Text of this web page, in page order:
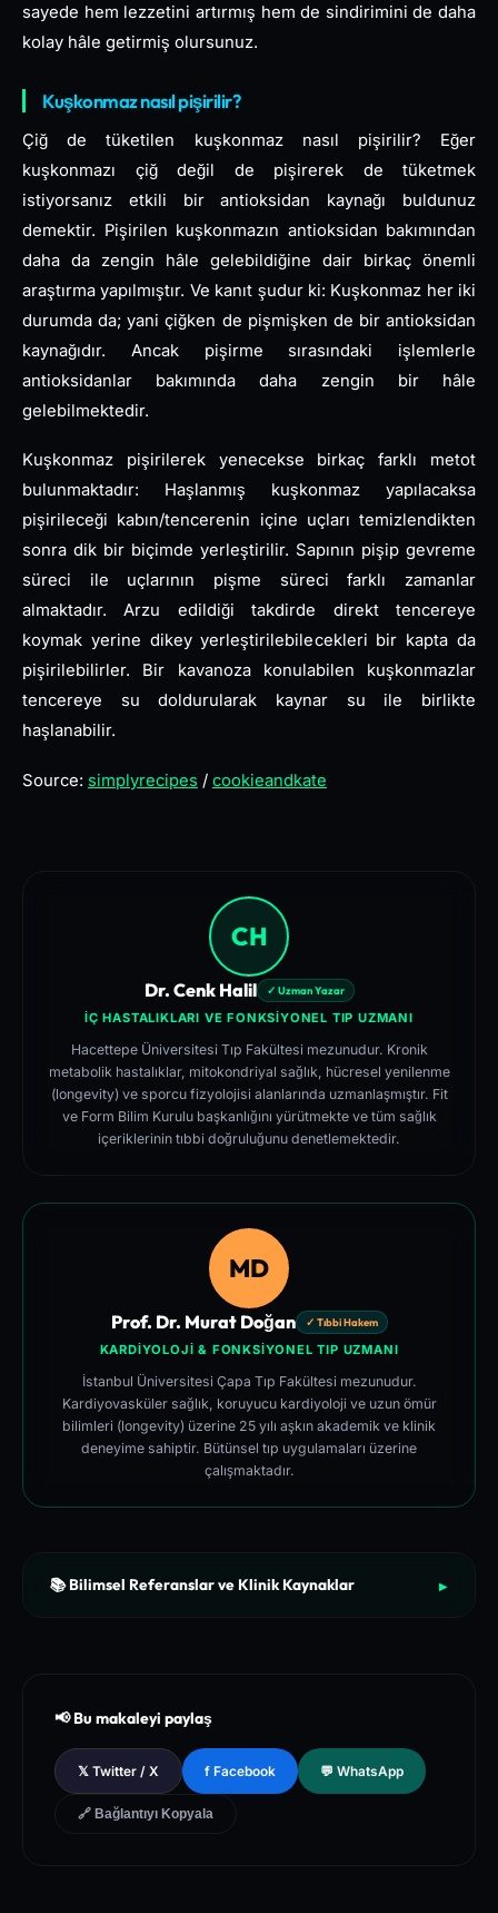
sayede hem lezzetini artırmış hem de sindirimini de daha
kolay hâle getirmiş olursunuz.
Kuşkonmaz nasıl pişirilir?
Çiğ de tüketilen kuşkonmaz nasıl pişirilir? Eğer
kuşkonmazı çiğ değil de pişirerek de tüketmek
istiyorsanız etkili bir antioksidan kaynağı buldunuz
demektir. Pişirilen kuşkonmazın antioksidan bakımından
daha da zengin hâle gelebildiğine dair birkaç önemli
araştırma yapılmıştır. Ve kanıt şudur ki: Kuşkonmaz her iki
durumda da; yani çiğken de pişmişken de bir antioksidan
kaynağıdır. Ancak pişirme sırasındaki işlemlerle
antioksidanlar bakımında daha zengin bir hâle
gelebilmektedir.
Kuşkonmaz pişirilerek yenecekse birkaç farklı metot
bulunmaktadır: Haşlanmış kuşkonmaz yapılacaksa
pişirileceği kabın/tencerenin içine uçları temizlendikten
sonra dik bir biçimde yerleştirilir. Sapının pişip gevreme
süreci ile uçlarının pişme süreci farklı zamanlar
almaktadır. Arzu edildiği takdirde direkt tencereye
koymak yerine dikey yerleştirilebilecekleri bir kapta da
pişirilebilirler. Bir kavanoza konulabilen kuşkonmazlar
tencereye su doldurularak kaynar su ile birlikte
haşlanabilir.
Source: simplyrecipes / cookieandkate
CH
Dr. Cenk Halil ✓ Uzman Yazar
İÇ HASTALIKLARI VE FONKSIYONEL TIP UZMANI
Hacettepe Üniversitesi Tıp Fakültesi mezunudur. Kronik
metabolik hastalıklar, mitokondriyal sağlık, hücresel yenilenme
(longevity) ve sporcu fizyolojisi alanlarında uzmanlaşmıştır. Fit
ve Form Bilim Kurulu başkanlığını yürütmekte ve tüm sağlık
içeriklerinin tıbbi doğruluğunu denetlemektedir.
MD
Prof. Dr. Murat Doğan ✓ Tıbbi Hakem
KARDIYOLOJI & FONKSIYONEL TIP UZMANI
İstanbul Üniversitesi Çapa Tıp Fakültesi mezunudur.
Kardiyovasküler sağlık, koruyucu kardiyoloji ve uzun ömür
bilimleri (longevity) üzerine 25 yılı aşkın akademik ve klinik
deneyime sahiptir. Bütünsel tıp uygulamaları üzerine
çalışmaktadır.
📚 Bilimsel Referanslar ve Klinik Kaynaklar ▶
l Database of Peer-Reviewed Clinical Trials
[3]
The Lancet - Global Health and Preventive Medicine Guidel
ines for Chronic Metabolic Syndrome Management
📢 Bu makaleyi paylaş
𝕏 Twitter / X f Facebook 💬 WhatsApp
🔗 Bağlantıyı Kopyala